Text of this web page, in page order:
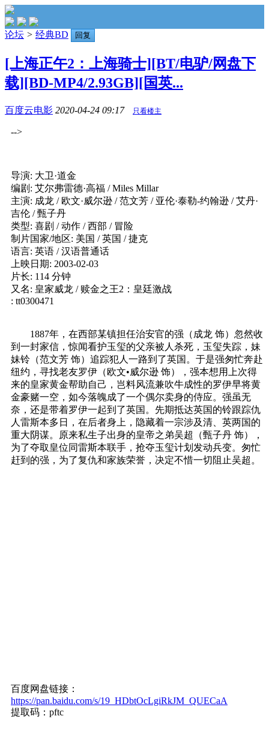
论坛 > 经典BD 回复
[上海正午2：上海骑士][BT/电驴/网盘下
载][BD-MP4/2.93GB][国英...
百度云电影 2020-04-24 09:17 只看楼主
-->
导演: 大卫·道金
编剧: 艾尔弗雷德·高福 / Miles Millar
主演: 成龙 / 欧文·威尔逊 / 范文芳 / 亚伦·泰勒-约翰逊 / 艾丹·
吉伦 / 甄子丹
类型: 喜剧 / 动作 / 西部 / 冒险
制片国家/地区: 美国 / 英国 / 捷克
语言: 英语 / 汉语普通话
上映日期: 2003-02-03
片长: 114 分钟
又名: 皇家威龙 / 赎金之王2：皇廷激战
: tt0300471
1887年，在西部某镇担任治安官的强（成龙 饰）忽然收
到一封家信，惊闻看护玉玺的父亲被人杀死，玉玺失踪，妹
妹铃（范文芳 饰）追踪犯人一路到了英国。于是强匆忙奔赴
纽约，寻找老友罗伊（欧文•威尔逊 饰），强本想用上次得
来的皇家黄金帮助自己，岂料风流兼吹牛成性的罗伊早将黄
金豪赌一空，如今落魄成了一个偶尔卖身的侍应。强虽无
奈，还是带着罗伊一起到了英国。先期抵达英国的铃跟踪仇
人雷斯本多日，在后者身上，隐藏着一宗涉及清、英两国的
重大阴谋。原来私生子出身的皇帝之弟吴超（甄子丹 饰），
为了夺取皇位同雷斯本联手，抢夺玉玺计划发动兵变。匆忙
赶到的强，为了复仇和家族荣誉，决定不惜一切阻止吴超。
百度网盘链接：
https://pan.baidu.com/s/19_HDbtOcLgiRkJM_QUECaA
提取码：pftc